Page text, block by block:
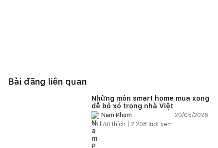
Bài đăng liên quan
Những món smart home mua xong
dễ bỏ xó trong nhà Việt
Nam Phạm
20/05/2026,
16 lượt thích | 2.208 lượt xem